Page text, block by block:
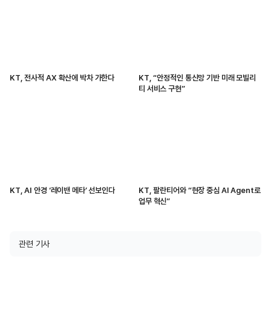
KT, 전사적 AX 확산에 박차 가한다
KT, “안정적인 통신망 기반 미래 모빌리
티 서비스 구현”
KT, AI 안경 ‘레이밴 메타’ 선보인다
KT, 팔란티어와 “현장 중심 AI Agent로
업무 혁신”
관련 기사